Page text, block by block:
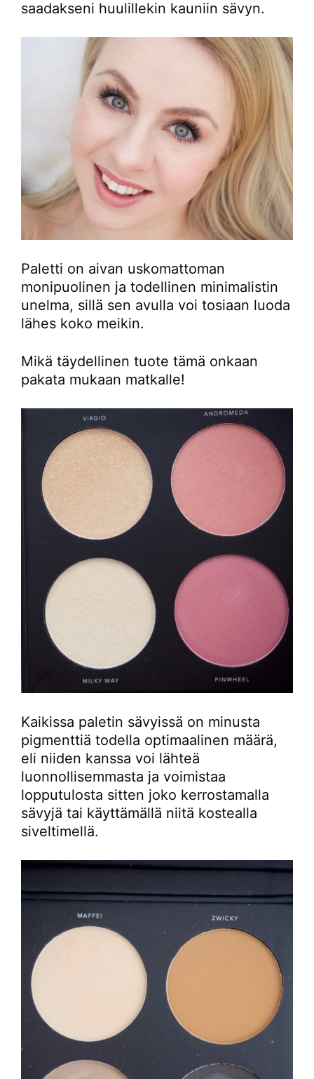
saadakseni huulillekin kauniin sävyn.
Paletti on aivan uskomattoman
monipuolinen ja todellinen minimalistin
unelma, sillä sen avulla voi tosiaan luoda
lähes koko meikin.
Mikä täydellinen tuote tämä onkaan
pakata mukaan matkalle!
Kaikissa paletin sävyissä on minusta
pigmenttiä todella optimaalinen määrä,
eli niiden kanssa voi lähteä
luonnollisemmasta ja voimistaa
lopputulosta sitten joko kerrostamalla
sävyjä tai käyttämällä niitä kostealla
siveltimellä.